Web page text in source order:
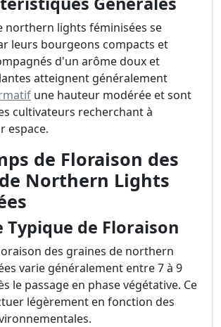
northern lights féminisées se
leurs bourgeons compacts et
d'un arôme doux et
atteignent généralement
une hauteur modérée et sont
cultivateurs recherchant à
espace.
de Floraison des
Northern Lights
Typique de Floraison
des graines de northern
varie généralement entre 7 à 9
le passage en phase végétative. Ce
légèrement en fonction des